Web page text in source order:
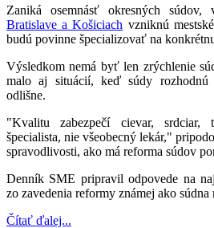
Zaniká osemnásť okresných súdov,
Bratislave a Košiciach vzniknú
budú povinne špecializovať na
Výsledkom nemá byť len zrýchlenie
malo aj situácií, keď súdy
odlišne.
"Kvalitu zabezpečí cievar, srdciar,
špecialista, nie všeobecný lekár,"
spravodlivosti, ako má reforma súdov
Denník SME pripravil odpovede na
zo zavedenia reformy známej ako
Čítať ďalej...